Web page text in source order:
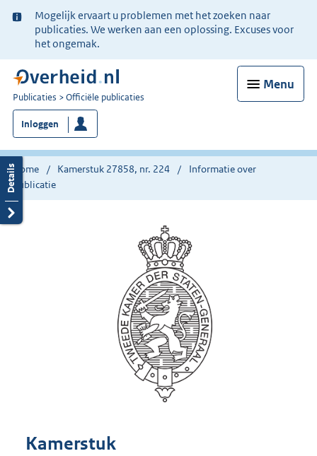
Ter
informatie:
Mogelijk ervaart u problemen met het zoeken naar
publicaties. We werken aan een oplossing. Excuses voor
het ongemak.
Menu
U
bent
nu
hier:
Publicaties Officiële publicaties
Inloggen
Home Kamerstuk 27858, nr. 224
Informatie over
publicatie
Kamerstuk